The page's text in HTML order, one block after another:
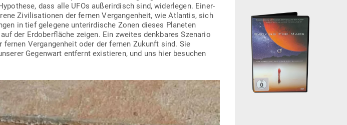
dass alle UFOs außer­ir­disch sind, wider­legen. Einer­
Zivi­li­sa­tionen der fernen Ver­gan­genheit, wie Atlantis, sich
in tief gelegene unter­ir­dische Zonen dieses Pla­neten
der Erd­ober­fläche zeigen. Ein zweites denk­bares Sze­nario
Ver­gan­genheit oder der fernen Zukunft sind. Sie
Gegenwart ent­fernt exis­tieren, und uns hier besuchen